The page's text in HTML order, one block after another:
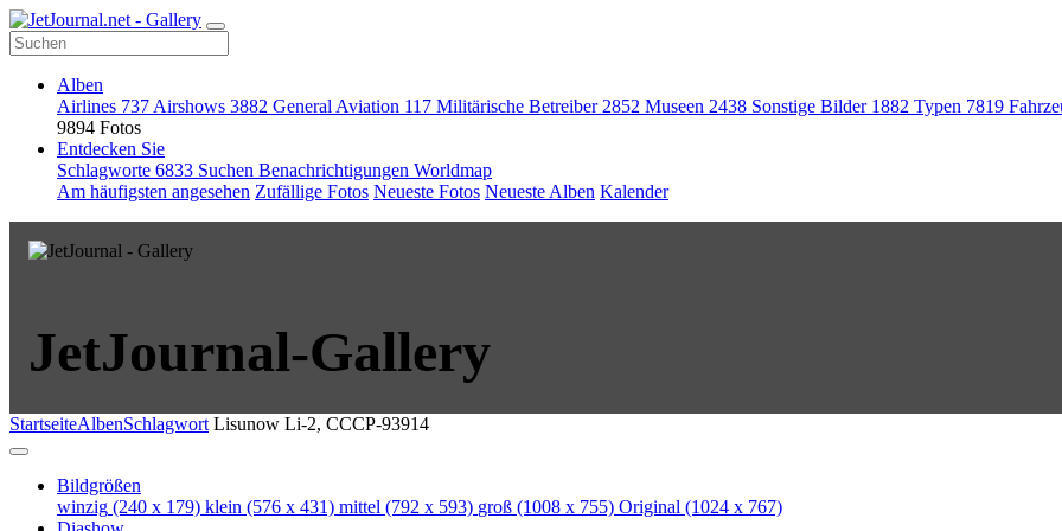
Alben
Airlines 737 Airshows 3882 General Aviation 117 Militärische Betreiber 2852 Museen 2438 Sonstige Bilder 1882 Typen 7819
9894 Fotos
Entdecken Sie
Schlagworte 6833 Suchen Benachrichtigungen Worldmap
Am häufigsten angesehen Zufällige Fotos Neueste Fotos Neueste Alben Kalender
JetJournal-Gallery
StartseiteAlbenSchlagwort Lisunow Li-2, CCCP-93914
Bildgrößen
winzig (240 x 179) klein (576 x 431) mittel (792 x 593) groß (1008 x 755) Original (1024 x 767)